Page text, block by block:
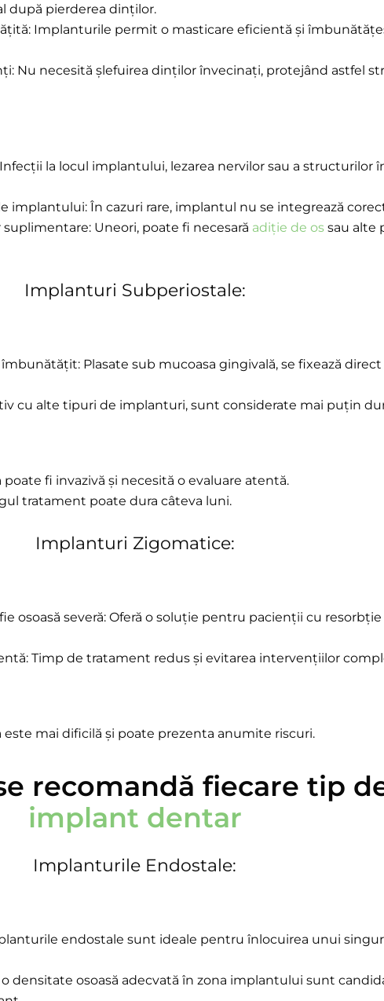
după pierderea dinților.
Implanturile permit o masticare eficientă și
Nu necesită șlefuirea dinților învecinați, protejând astfel
la locul implantului, lezarea nervilor sau a structurilor
implantului: În cazuri rare, implantul nu se integrează
Uneori, poate fi necesară adiție de os sau alte
Implanturi Subperiostale:
Plasate sub mucoasa gingivală, se fixează direct
cu alte tipuri de implanturi, sunt considerate mai puțin
fi invazivă și necesită o evaluare atentă.
tratament poate dura câteva luni.
Implanturi Zigomatice:
osoasă severă: Oferă o soluție pentru pacienții cu resorbție
Timp de tratament redus și evitarea intervențiilor
mai dificilă și poate prezenta anumite riscuri.
recomandă fiecare tip
implant dentar
Implanturile Endostale:
endostale sunt ideale pentru înlocuirea unui
densitate osoasă adecvată în zona implantului sunt